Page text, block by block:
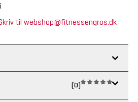
til webshop@fitnessengros.dk
(0)